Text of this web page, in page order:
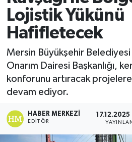
Lojistik Yükünü
Hafifletecek
Mersin Büyükşehir Belediyesi
Onarım Dairesi Başkanlığı,
konforunu artıracak
devam ediyor.
HABER MERKEZI
EDITÖR
17.12.2025